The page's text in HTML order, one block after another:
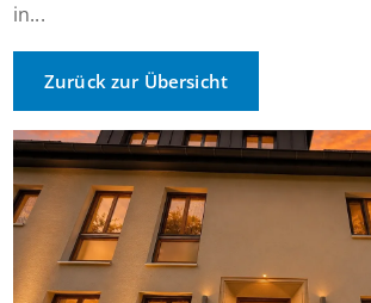
in...
Zurück zur Übersicht